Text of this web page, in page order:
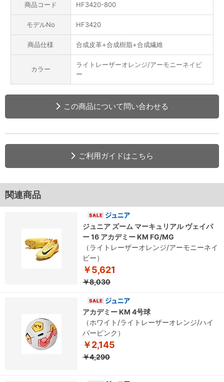
商品コード HF3420-800
モデルNo HF3420
商品仕様 合成皮革+合成樹脂+合成繊維
カラー
ライトレーザーオレンジ/アーモニーネイビ
ー
この商品について問い合わせる
ご利用ガイドはこちら
関連商品
ジュニア ズーム マーキュリアル ヴェイパ
ー 16 アカデミー KM FG/MG
（ライトレーザーオレンジ/アーモニーネイ
ビー）
￥5,621
￥8,030
アカデミー KM 4号球
（ホワイト/ライトレーザーオレンジ/ハイ
パーピンク）
￥2,145
￥4,290